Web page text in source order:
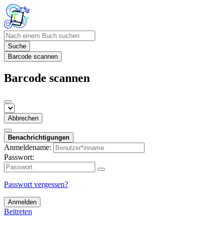
Suche
Barcode scannen
Barcode scannen
Abbrechen
Benachrichtigungen
Anmeldename:
Passwort:
Passwort vergessen?
Anmelden
Beitreten